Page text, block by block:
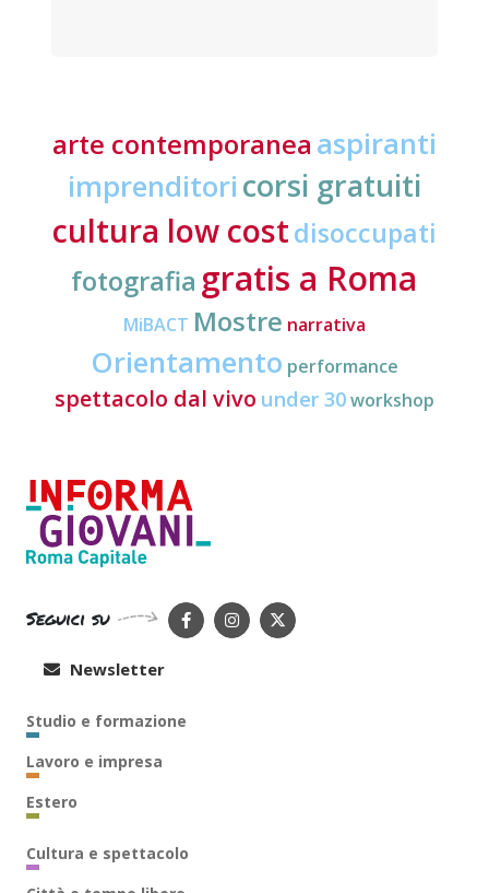
arte contemporanea aspiranti
imprenditori corsi gratuiti
cultura low costdisoccupati
fotografia gratis a Roma
MiBACT Mostre narrativa
Orientamento performance
spettacolo dal vivo under 30workshop
Seguici su
Newsletter
Studio e formazione
Lavoro e impresa
Estero
Cultura e spettacolo